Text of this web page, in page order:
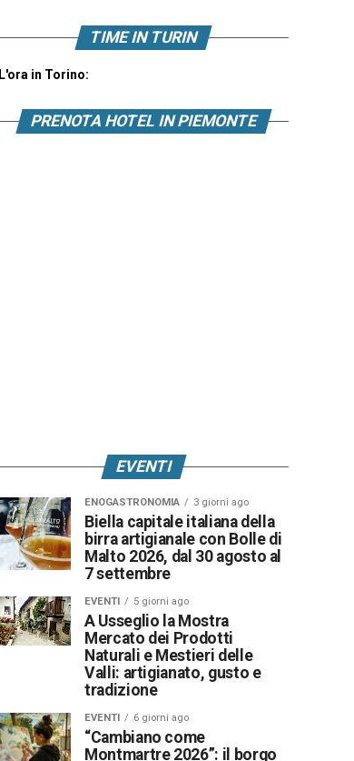
TIME IN TURIN
L'ora in Torino:
PRENOTA HOTEL IN PIEMONTE
EVENTI
ENOGASTRONOMIA 3 giorni ago
Biella capitale italiana della
birra artigianale con Bolle di
Malto 2026, dal 30 agosto al
7 settembre
EVENTI 5 giorni ago
A Usseglio la Mostra
Mercato dei Prodotti
Naturali e Mestieri delle
Valli: artigianato, gusto e
tradizione
EVENTI 6 giorni ago
“Cambiano come
Montmartre 2026”: il borgo